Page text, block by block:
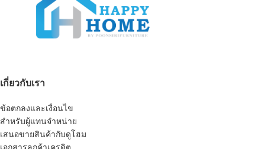
เกี่ยวกับเรา
ข้อตกลงและเงื่อนไข
สำหรับผู้แทนจำหน่าย
เสนอขายสินค้ากับดูโฮม
เอกสารลูกค้าเครดิต